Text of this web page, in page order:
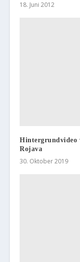
18. Juni 2012
Hintergrundvideo
Rojava
30. Oktober 2019